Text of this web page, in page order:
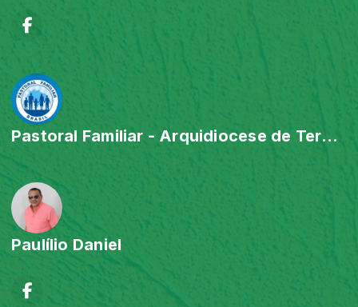
Pastoral Familiar - Arquidiocese de Teresina
Paulílio Daniel